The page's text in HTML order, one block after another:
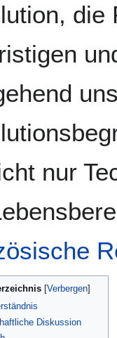
die
nur
Diskussion